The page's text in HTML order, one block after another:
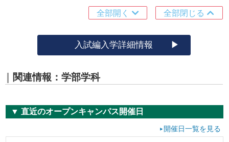
全部開く 全部閉じる
入試編入学詳細情報
関連情報：学部学科
▼ 直近のオープンキャンパス開催日
開催日一覧を見る